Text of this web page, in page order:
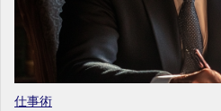
仕事術